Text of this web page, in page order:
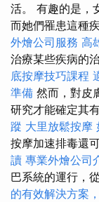
活。 有趣的是，
而她們罹患這種
外燴公司服務 高
治療某些疾病的
底按摩技巧課程
準備 然而，對皮
研究才能確定其
蹤 大里放鬆按摩
按摩加速排毒還
讀 專業外燴公司
巴系統的運行，
的有效解決方案